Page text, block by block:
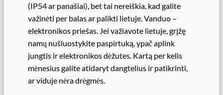
(IP54 ar panašiai), bet tai nereiškia, kad galite
važinėti per balas ar palikti lietuje. Vanduo –
elektronikos priešas. Jei važiavote lietuje, grįžę
namų nušluostykite paspirtuką, ypač aplink
jungtis ir elektronikos dėžutes. Kartą per kelis
mėnesius galite atidaryt dangtelius ir patikrinti,
ar viduje nėra drėgmės.